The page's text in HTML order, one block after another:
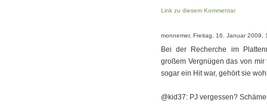
Link zu diesem Kommentar
monnemer, Freitag, 16. Januar 2009,
Bei der Recherche im
großem Vergnügen das von
sogar ein Hit war, gehört sie
@kid37: PJ vergessen?